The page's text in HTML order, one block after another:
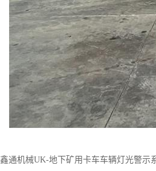
鑫通机械UK-地下矿用卡车车辆灯光警示